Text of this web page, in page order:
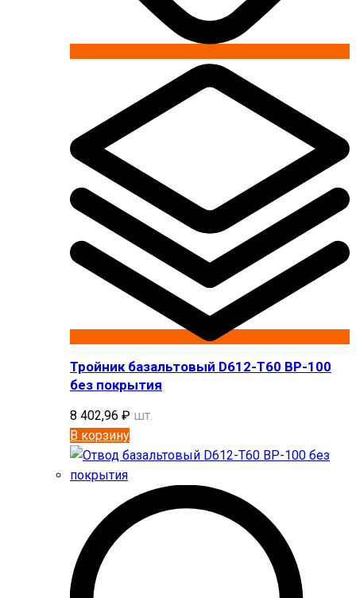
Тройник базальтовый D612-T60 BP-100
без покрытия
8 402,96 ₽ шт.
В корзину